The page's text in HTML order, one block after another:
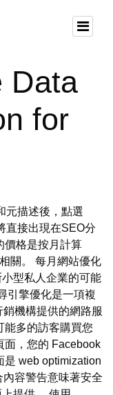
Data
for
元描述後，點選
直接出現在SEO分
價格是按月計算
關。 每月網站優化
型私人企業的可能
引擎優化是一項複
機構提供的網路服
能多的訪客購買您
面，您的 Facebook
是 web optimization
容警告意味著安全